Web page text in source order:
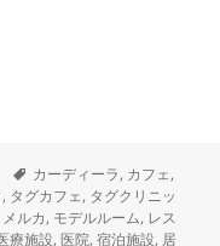
タ
グ
カーディーラ, カフェ,
, タグカフェ, タグクリニッ
メルカ, モデルルーム, レス
療施設,医院,宿泊施設, 居